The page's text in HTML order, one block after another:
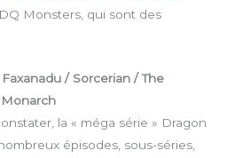
Monsters, qui sont des
/ Sorcerian / The
la « méga série » Dragon
épisodes, sous-séries,